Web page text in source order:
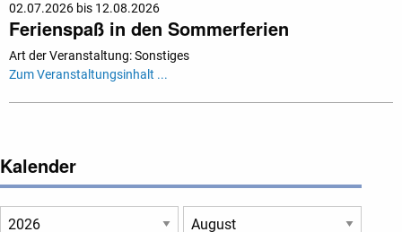
02.07.2026 bis 12.08.2026
Ferienspaß in den Sommerferien
Art der Veranstaltung: Sonstiges
Zum Veranstaltungsinhalt ...
Kalender